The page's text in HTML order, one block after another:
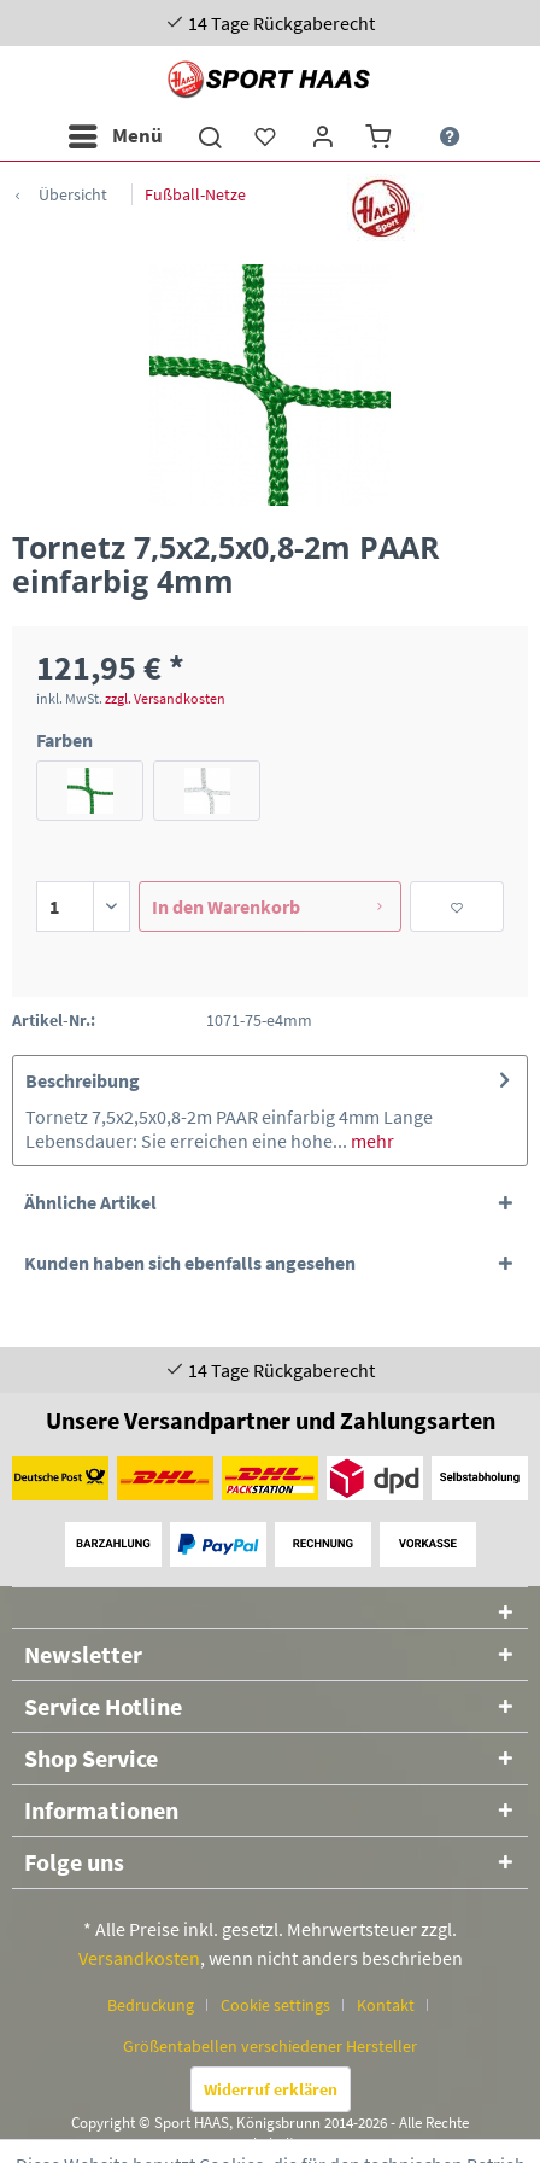
14 Tage Rückgaberecht
Menü
Übersicht Fußball-Netze
Tornetz 7,5x2,5x0,8-2m PAAR
einfarbig 4mm
121,95 € *
inkl. MwSt. zzgl. Versandkosten
Farben
In den Warenkorb
Artikel-Nr.: 1071-75-e4mm
Beschreibung
Tornetz 7,5x2,5x0,8-2m PAAR einfarbig 4mm Lange
Lebensdauer: Sie erreichen eine hohe... mehr
Ähnliche Artikel
Kunden haben sich ebenfalls angesehen
14 Tage Rückgaberecht
Unsere Versandpartner und Zahlungsarten
Newsletter
Service Hotline
Shop Service
Informationen
Folge uns
* Alle Preise inkl. gesetzl. Mehrwertsteuer zzgl.
Versandkosten, wenn nicht anders beschrieben
Bedruckung Cookie settings
Kontakt
Größentabellen verschiedener Hersteller
Widerruf erklären
Copyright © Sport HAAS, Königsbrunn 2014-2026 - Alle Rechte
vorbehalten